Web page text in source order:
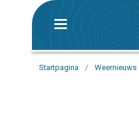
Startpagina / Weernieuws